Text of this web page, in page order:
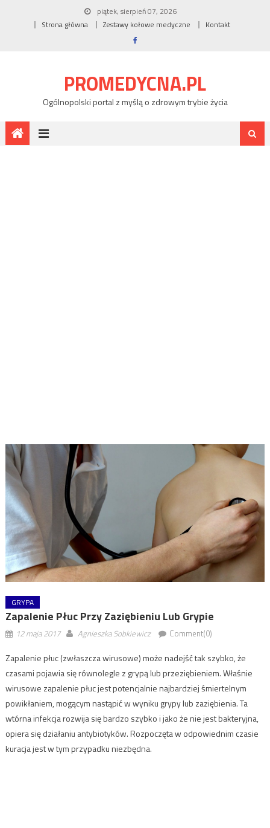
piątek, sierpień 07, 2026
Strona główna
Zestawy kołowe medyczne Kontakt
PROMEDYCNA.PL
Ogólnopolski portal z myślą o zdrowym trybie życia
GRYPA
Zapalenie Płuc Przy Zaziębieniu Lub Grypie
12 maja 2017 Agnieszka Sobkiewicz Comment(0)
Zapalenie płuc (zwłaszcza wirusowe) może nadejść tak szybko, że
czasami pojawia się równolegle z grypą lub przeziębieniem. Właśnie
wirusowe zapalenie płuc jest potencjalnie najbardziej śmiertelnym
powikłaniem, mogącym nastąpić w wyniku grypy lub zaziębienia. Ta
wtórna infekcja rozwija się bardzo szybko i jako że nie jest bakteryjna,
opiera się działaniu antybiotyków. Rozpoczęta w odpowiednim czasie
kuracja jest w tym przypadku niezbędna.